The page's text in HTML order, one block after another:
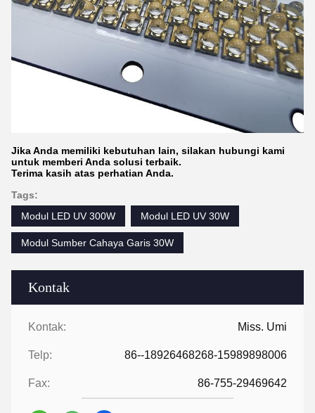
Kontak
Kontak: Miss. Umi
Telp: 86--18926468268-15989898006
Fax: 86-755-29469642
Jika Anda memiliki kebutuhan lain, silakan hubungi kami
untuk memberi Anda solusi terbaik.
Terima kasih atas perhatian Anda.
Tags:
Modul LED UV 300W
Modul LED UV 30W
Modul Sumber Cahaya Garis 30W